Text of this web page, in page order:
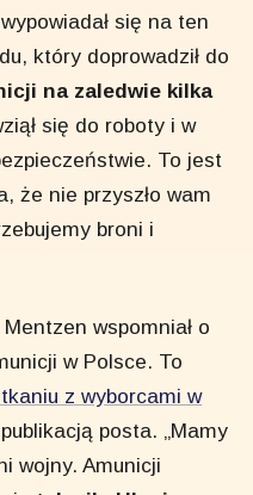
się na ten
który doprowadził do
na zaledwie kilka
się do roboty i w
To jest
że nie przyszło wam
broni i
wspomniał o
w Polsce. To
z wyborcami w
posta. „Mamy
wojny. Amunicji